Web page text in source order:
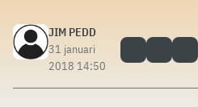
JIM PEDD
31 januari
2018 14:50